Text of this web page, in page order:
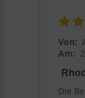
Wie
Von:
Am:
Die